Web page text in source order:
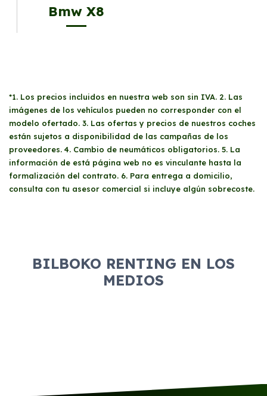
Bmw X8
*1. Los precios incluidos en nuestra web son sin IVA. 2. Las
imágenes de los vehículos pueden no corresponder con el
modelo ofertado. 3. Las ofertas y precios de nuestros coches
están sujetos a disponibilidad de las campañas de los
proveedores. 4. Cambio de neumáticos obligatorios. 5. La
información de está página web no es vinculante hasta la
formalización del contrato. 6. Para entrega a domicilio,
consulta con tu asesor comercial si incluye algún sobrecoste.
BILBOKO RENTING EN LOS
MEDIOS